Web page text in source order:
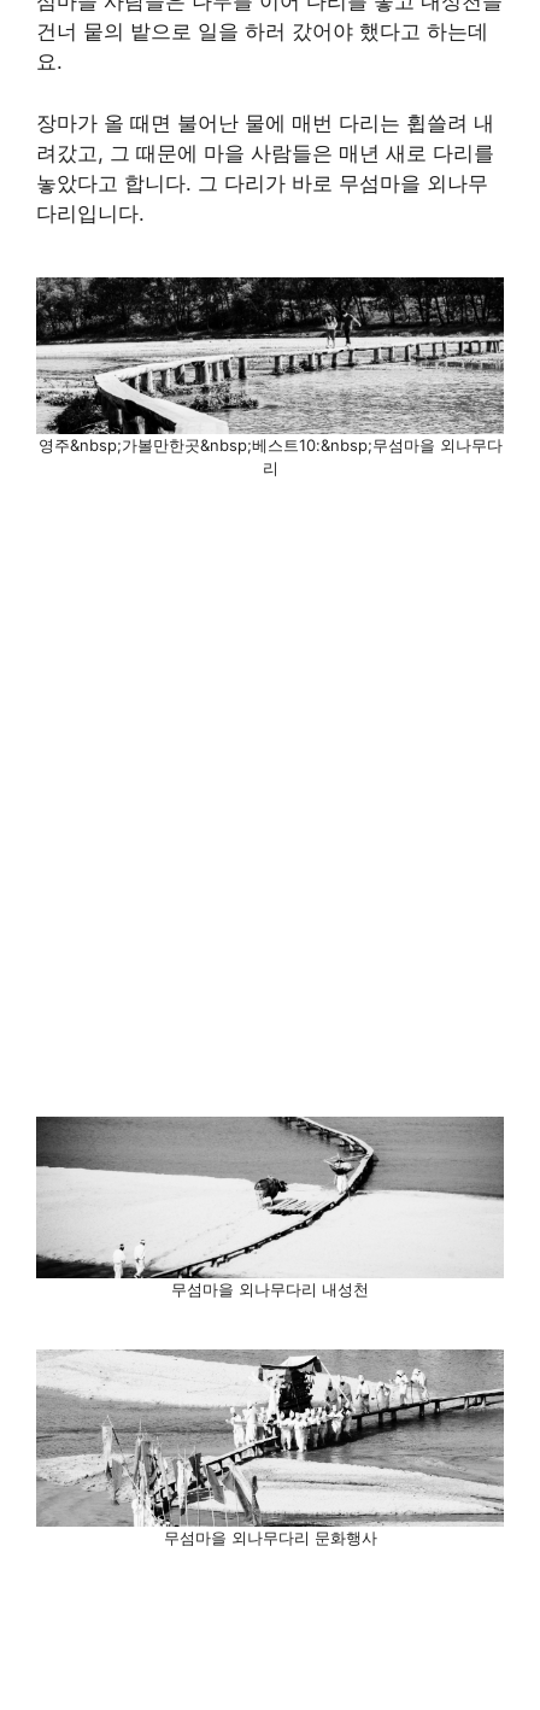
건너 뭍의 밭으로 일을 하러 갔어야 했다고 하는데
요.
장마가 올 때면 불어난 물에 매번 다리는 휩쓸려 내
려갔고, 그 때문에 마을 사람들은 매년 새로 다리를
놓았다고 합니다. 그 다리가 바로 무섬마을 외나무
다리입니다.
영주&nbsp;가볼만한곳&nbsp;베스트10:&nbsp;무섬마을 외나무다
리
무섬마을 외나무다리 내성천
무섬마을 외나무다리 문화행사